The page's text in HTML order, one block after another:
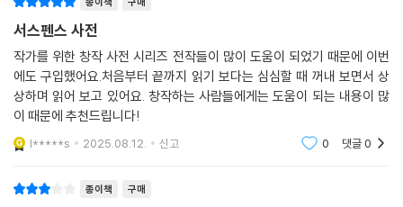
이야기 설계의 핵심부터 맞춤형 실용 팁까지
현업 작가들의 대표 글쓰기 교과서 ‘작가들을 위한 사전 시리즈’
스테디셀러로 자리 잡은 『트라우마 사전』의 저자들이 쓴 ‘작가들을 위한
사전 시리즈’는 이슬아, 김초엽, 듀나, 곽재식, 심너울을 비롯한 현직 유명
작가들이 따로 소장해 실제 작업 시 참고할 만큼 알찬 양질의 정보를 가득
담고 있다. 『서스펜스 사전』도 단순히 기폭제 유형을 소개하는 정도에 그
적·정신적 변화, 그로 인해 좌절되는 목표나 욕구, 해당 장면에서 효과적으
서스펜스 사전
작가를 위한 창작 사전 시리즈 전작들이 많이 도움이 되었기 때문에 이번
에도 구입했어요.처음부터 끝까지 읽기 보다는 심심할 때 꺼내 보면서 상
상하며 읽어 보고 있어요. 창작하는 사람들에게는 도움이 되는 내용이 많
이 때문에 추천드립니다!
l*****s 2025.08.12. 신고 0 댓글0
종이책 구매